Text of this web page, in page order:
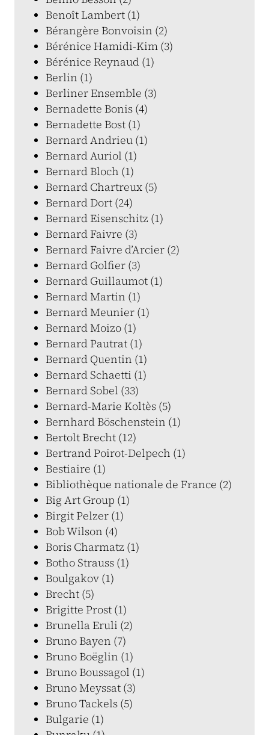
Benoît Lambert (1)
Bérangère Bonvoisin (2)
Bérénice Hamidi-Kim (3)
Bérénice Reynaud (1)
Berlin (1)
Berliner Ensemble (3)
Bernadette Bonis (4)
Bernadette Bost (1)
Bernard Andrieu (1)
Bernard Auriol (1)
Bernard Bloch (1)
Bernard Chartreux (5)
Bernard Dort (24)
Bernard Eisenschitz (1)
Bernard Faivre (3)
Bernard Faivre d’Arcier (2)
Bernard Golfier (3)
Bernard Guillaumot (1)
Bernard Martin (1)
Bernard Meunier (1)
Bernard Moizo (1)
Bernard Pautrat (1)
Bernard Quentin (1)
Bernard Schaetti (1)
Bernard Sobel (33)
Bernard-Marie Koltès (5)
Bernhard Böschenstein (1)
Bertolt Brecht (12)
Bertrand Poirot-Delpech (1)
Bestiaire (1)
Bibliothèque nationale de France (2)
Big Art Group (1)
Birgit Pelzer (1)
Bob Wilson (4)
Boris Charmatz (1)
Botho Strauss (1)
Boulgakov (1)
Brecht (5)
Brigitte Prost (1)
Brunella Eruli (2)
Bruno Bayen (7)
Bruno Boëglin (1)
Bruno Boussagol (1)
Bruno Meyssat (3)
Bruno Tackels (5)
Bulgarie (1)